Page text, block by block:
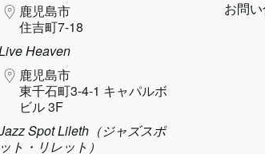
鹿児島市
住吉町7-18
Heaven
鹿児島市
東千石町3-4-1 キャパルボ
ビル 3F
Spot Lileth（ジャズスポ
ット・リレット）
お問